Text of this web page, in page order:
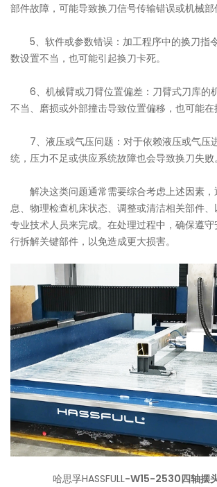
部件故障，可能导致换刀信号传输错误或机械部
5、软件或参数错误：加工程序中的换刀指
数设置不当，也可能引起换刀卡死。
6、机械臂或刀臂位置偏差：刀臂式刀库的
不当、磨损或外部撞击导致位置偏移，也可能在
7、液压或气压问题：对于依赖液压或气压
统，压力不足或供应系统故障也会导致换刀失败。
解决这类问题通常需要综合考虑上述因素，
息、物理检查机床状态、调整或清洁相关部件
专业技术人员来完成。在处理过程中，确保遵
行拆解关键部件，以免造成更大损害。
哈思孚HASSFULL-W15-2530四轴摆